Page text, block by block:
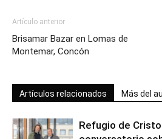
Artículo anterior
Brisamar Bazar en Lomas de
Montemar, Concón
Artículos relacionados Más del
Refugio de